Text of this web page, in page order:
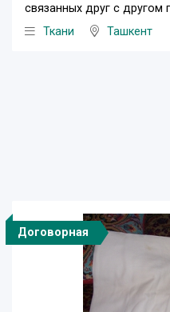
связанных друг с другом
Ткани
Ташкент
Договорная